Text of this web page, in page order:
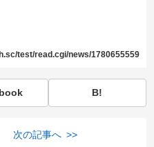
test/read.cgi/news/1780655559
B!
次の記事へ >>